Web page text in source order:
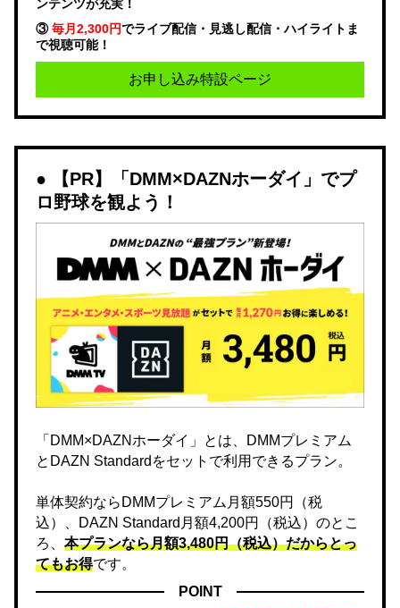
ンテンツが充実！
③毎月2,300円でライブ配信・見逃し配信・ハイライトま
で視聴可能！
お申し込み特設ページ
【PR】「DMM×DAZNホーダイ」でプ
ロ野球を観よう！
「DMM×DAZNホーダイ」とは、DMMプレミアム
とDAZN Standardをセットで利用できるプラン。
単体契約ならDMMプレミアム月額550円（税
込）、DAZN Standard月額4,200円（税込）のとこ
ろ、 本プランなら月額3,480円（税込）だからとっ
てもお得です。
POINT